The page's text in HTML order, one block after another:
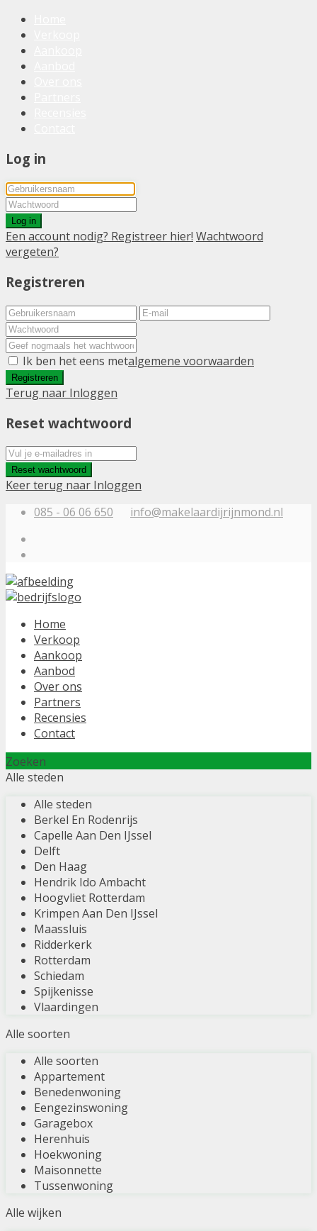
Log in
Log in
Een account nodig? Registreer hier! Wachtwoord
vergeten?
Registreren
Ik ben het eens metalgemene voorwaarden
Registreren
Terug naar Inloggen
Reset wachtwoord
Reset wachtwoord
Keer terug naar Inloggen
085 - 06 06 650
info@makelaardijrijnmond.nl
Home
Verkoop
Aankoop
Aanbod
Over ons
Partners
Recensies
Contact
Zoeken
Alle steden
Alle steden
Berkel En Rodenrijs
Capelle Aan Den IJssel
Delft
Den Haag
Hendrik Ido Ambacht
Hoogvliet Rotterdam
Krimpen Aan Den IJssel
Maassluis
Ridderkerk
Rotterdam
Schiedam
Spijkenisse
Vlaardingen
Alle soorten
Alle soorten
Appartement
Benedenwoning
Eengezinswoning
Garagebox
Herenhuis
Hoekwoning
Maisonnette
Tussenwoning
Alle wijken